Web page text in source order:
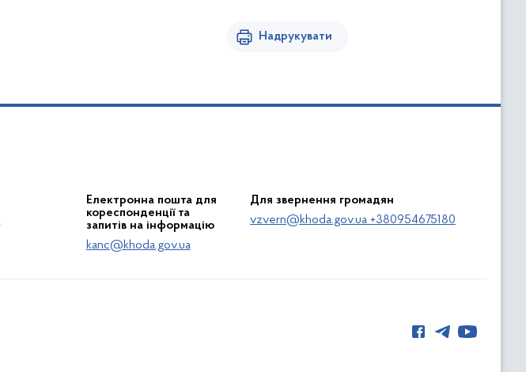
Надрукувати
Електронна пошта для
кореспонденції та
запитів на інформацію
kanc@khoda.gov.ua
Для звернення громадян
vzvern@khoda.gov.ua +380954675180